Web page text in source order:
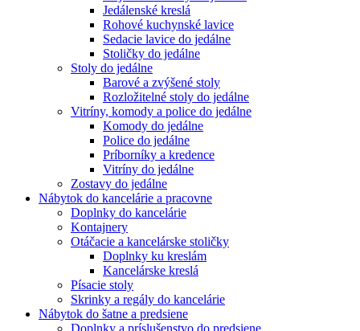
Jedálenské kreslá
Rohové kuchynské lavice
Sedacie lavice do jedálne
Stoličky do jedálne
Stoly do jedálne
Barové a zvýšené stoly
Rozložitelné stoly do jedálne
Vitríny, komody a police do jedálne
Komody do jedálne
Police do jedálne
Príborníky a kredence
Vitríny do jedálne
Zostavy do jedálne
Nábytok do kancelárie a pracovne
Doplnky do kancelárie
Kontajnery
Otáčacie a kancelárske stoličky
Doplnky ku kreslám
Kancelárske kreslá
Písacie stoly
Skrinky a regály do kancelárie
Nábytok do šatne a predsiene
Doplnky a príslušenstvo do predsiene